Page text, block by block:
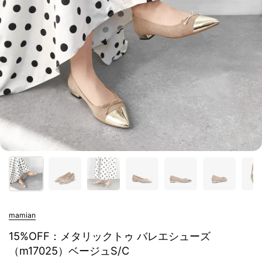
mamian
15%OFF：メタリックトゥ バレエシューズ
（m17025）ベージュS/C